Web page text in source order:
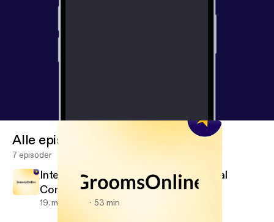
Alle episoder
7 episoder
Interview with Kim Horn Master Bridal
Consultant
19. maj 2009 53 min